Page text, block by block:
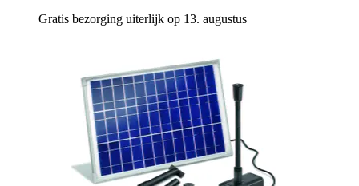
Gratis bezorging uiterlijk op 13. augustus